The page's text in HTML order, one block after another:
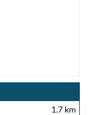
1.7 km